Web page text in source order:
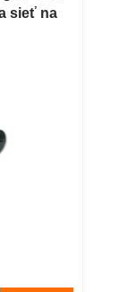
sieť na
90%